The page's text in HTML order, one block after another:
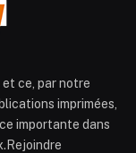
et ce, par notre
imprimées,
importante dans